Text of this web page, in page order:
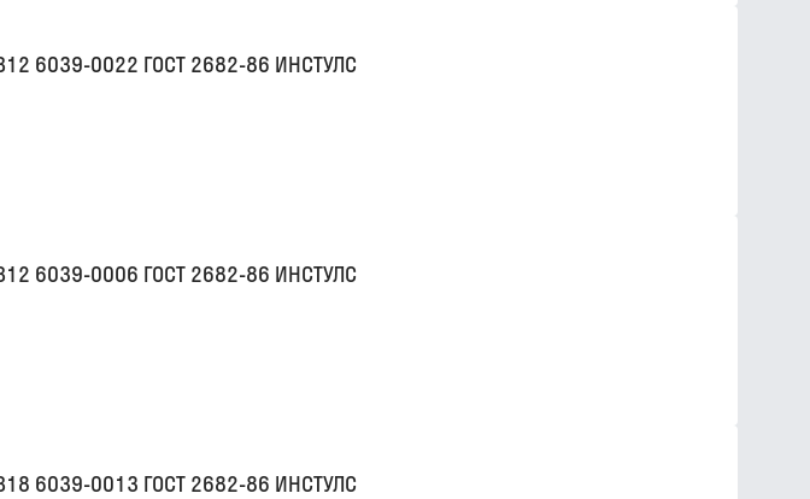
6039-0022 ГОСТ 2682-86 ИНСТУЛС
6039-0006 ГОСТ 2682-86 ИНСТУЛС
6039-0013 ГОСТ 2682-86 ИНСТУЛС